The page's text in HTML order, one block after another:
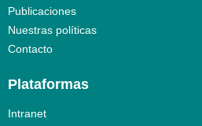
Publicaciones
Nuestras políticas
Contacto
Plataformas
Intranet